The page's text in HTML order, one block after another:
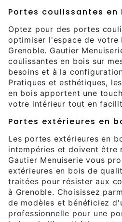
Portes coulissantes en
Optez pour des portes
optimiser l'espace de votre
Grenoble. Gautier
coulissantes en bois sur
besoins et à la
Pratiques et esthétiques,
en bois apportent une
votre intérieur tout en
Portes extérieures en
Les portes extérieures en
intempéries et doivent être
Gautier Menuiserie vous
extérieures en bois de
traitées pour résister aux
à Grenoble. Choisissez
de modèles et bénéficiez
professionnelle pour une